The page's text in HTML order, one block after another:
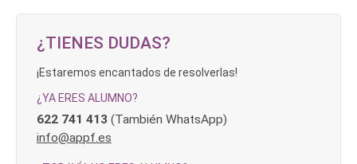
¿TIENES DUDAS?
¡Estaremos encantados de resolverlas!
¿YA ERES ALUMNO?
622 741 413 (También WhatsApp)
info@appf.es